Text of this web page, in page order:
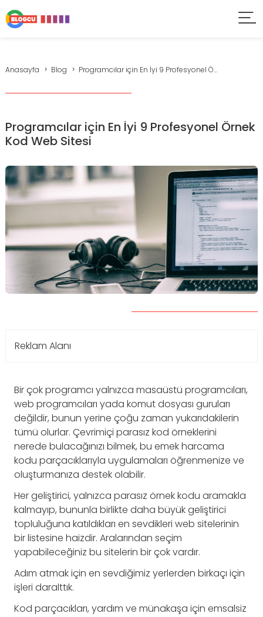
Anasayfa Blog Programcılar için En İyi 9 Profesyonel Ö...
Programcılar için En İyi 9 Profesyonel Örnek
Kod Web Sitesi
Reklam Alanı
Bir çok programcı yalnızca masaüstü programcıları,
web programcıları yada komut dosyası guruları
değildir, bunun yerine çoğu zaman yukarıdakilerin
tümü olurlar. Çevrimiçi parasız kod örneklerini
nerede bulacağınızı bilmek, bu emek harcama
kodu parçacıklarıyla uygulamaları öğrenmenize ve
oluşturmanıza destek olabilir.
Her geliştirici, yalnızca parasız örnek kodu aramakla
kalmayıp, bununla birlikte daha büyük geliştirici
topluluğuna katıldıkları en sevdikleri web sitelerinin
bir listesine haizdir. Aralarından seçim
yapabileceğiniz bu sitelerin bir çok vardır.
Adım atmak için en sevdiğimiz yerlerden birkaçı için
işleri daralttık.
Kod parçacıkları, yardım ve münakaşa için emsalsiz